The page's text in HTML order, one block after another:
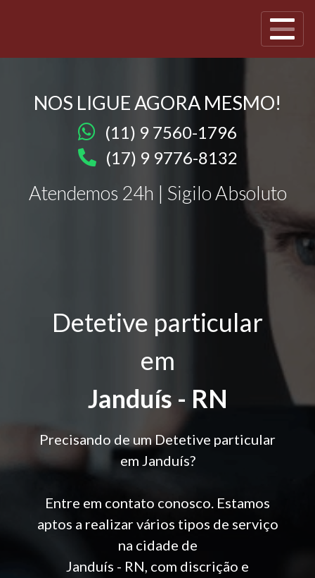
NOS LIGUE AGORA MESMO!
(11) 9 7560-1796
(17) 9 9776-8132
Atendemos 24h | Sigilo Absoluto
Detetive particular
em
Janduís - RN
Precisando de um Detetive particular
em Janduís?
Entre em contato conosco. Estamos
aptos a realizar vários tipos de serviço
na cidade de
Janduís - RN, com discrição e